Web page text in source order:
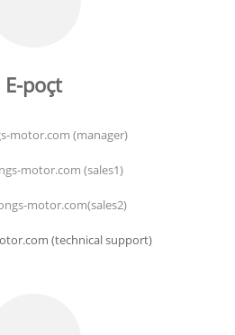
E-poçt
motor.com (manager)
motor.com (sales1)
motor.com(sales2)
(technical support)